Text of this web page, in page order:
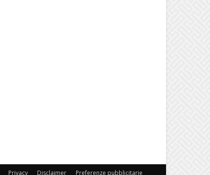
Privacy Disclaimer Preferenze pubblicitarie